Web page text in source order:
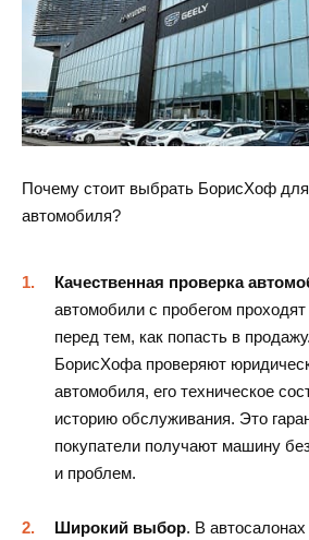
Почему стоит выбрать БорисХоф
автомобиля?
Качественная проверка
автомобили с пробегом
перед тем, как попасть в
БорисХофа проверяют
автомобиля, его техническое
историю обслуживания. Это
покупатели получают машину
и проблем.
Широкий выбор. В